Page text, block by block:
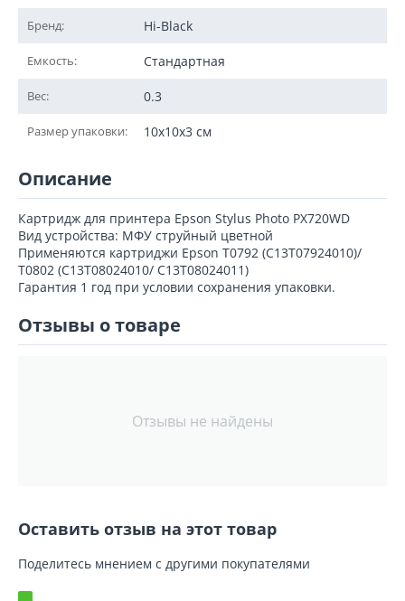
Бренд: Hi-Black
Емкость: Стандартная
Вес: 0.3
Размер упаковки: 10x10x3 см
Описание
Картридж для принтера Epson Stylus Photo PX720WD
Вид устройства: МФУ струйный цветной
Применяются картриджи Epson T0792 (C13T07924010)/
T0802 (C13T08024010/ C13T08024011)
Гарантия 1 год при условии сохранения упаковки.
Отзывы о товаре
Отзывы не найдены
Оставить отзыв на этот товар
Поделитесь мнением с другими покупателями